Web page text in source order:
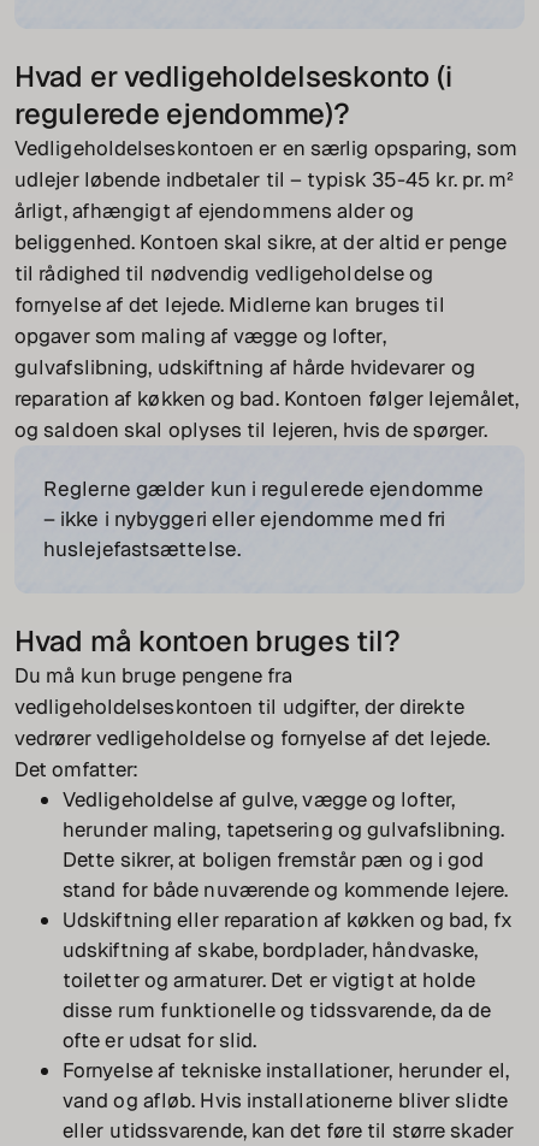
Hvad er vedligeholdelseskonto (i
regulerede ejendomme)?
Vedligeholdelseskontoen er en særlig opsparing, som
udlejer løbende indbetaler til – typisk 35-45 kr. pr. m²
årligt, afhængigt af ejendommens alder og
beliggenhed. Kontoen skal sikre, at der altid er penge
til rådighed til nødvendig vedligeholdelse og
fornyelse af det lejede. Midlerne kan bruges til
opgaver som maling af vægge og lofter,
gulvafslibning, udskiftning af hårde hvidevarer og
reparation af køkken og bad. Kontoen følger lejemålet,
og saldoen skal oplyses til lejeren, hvis de spørger.
Reglerne gælder kun i regulerede ejendomme
– ikke i nybyggeri eller ejendomme med fri
huslejefastsættelse.
Hvad må kontoen bruges til?
Du må kun bruge pengene fra
vedligeholdelseskontoen til udgifter, der direkte
vedrører vedligeholdelse og fornyelse af det lejede.
Det omfatter:
Vedligeholdelse af gulve, vægge og lofter,
herunder maling, tapetsering og gulvafslibning.
Dette sikrer, at boligen fremstår pæn og i god
stand for både nuværende og kommende lejere.
Udskiftning eller reparation af køkken og bad, fx
udskiftning af skabe, bordplader, håndvaske,
toiletter og armaturer. Det er vigtigt at holde
disse rum funktionelle og tidssvarende, da de
ofte er udsat for slid.
Fornyelse af tekniske installationer, herunder el,
vand og afløb. Hvis installationerne bliver slidte
eller utidssvarende, kan det føre til større skader